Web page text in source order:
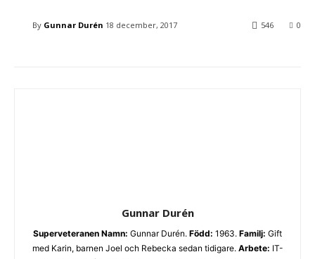
By Gunnar Durén 18 december, 2017 0
546
Gunnar Durén
Superveteranen Namn: Gunnar Durén. Född: 1963. Familj: Gift
med Karin, barnen Joel och Rebecka sedan tidigare. Arbete: IT-